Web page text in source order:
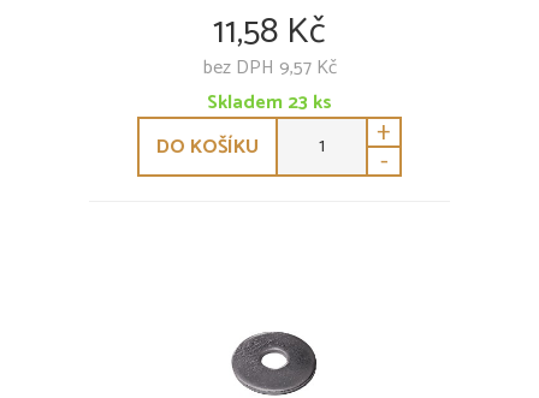
11,58 Kč
bez DPH 9,57 Kč
Skladem23 ks
DO KOŠÍKU
+
-